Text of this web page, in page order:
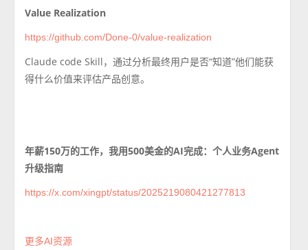
Value Realization
https://github.com/Done-0/value-realization
Claude code Skill，通过分析最终用户是否“知道”他们能获
得什么价值来评估产品创意。
年薪150万的工作，我用500美金的AI完成：个人业务Agent
升级指南
https://x.com/xingpt/status/2025219080421277813
更多AI资源